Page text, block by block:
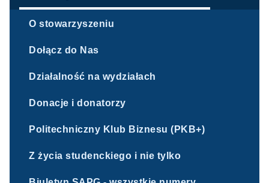
O stowarzyszeniu
Dołącz do Nas
Działalność na wydziałach
Donacje i donatorzy
Politechniczny Klub Biznesu (PKB+)
Z życia studenckiego i nie tylko